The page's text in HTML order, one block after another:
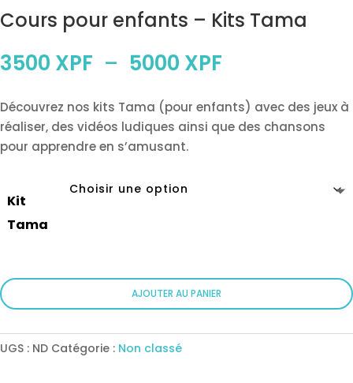
Cours pour enfants – Kits Tama
3500 XPF – 5000 XPF
prix :
3500 XPF
Découvrez nos kits Tama (pour enfants) avec des jeux à
réaliser, des vidéos ludiques ainsi que des chansons
pour apprendre en s’amusant.
Kit
Tama
quantité
de
pour
enfants
AJOUTER AU PANIER
UGS : ND Catégorie : Non classé